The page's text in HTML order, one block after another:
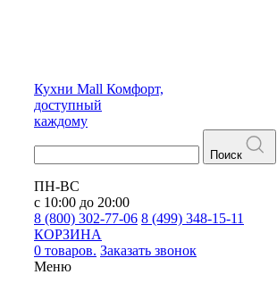
Кухни Mall Комфорт,
доступный
каждому
Поиск
ПН-ВС
с 10:00 до 20:00
8 (800) 302-77-06 8 (499) 348-15-11
КОРЗИНА
0 товаров. Заказать звонок
Меню